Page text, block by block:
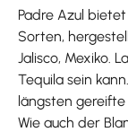
Padre Azul
Sorten,
Jalisco, Mexiko.
Tequila sein
längsten gereifte
Wie auch der